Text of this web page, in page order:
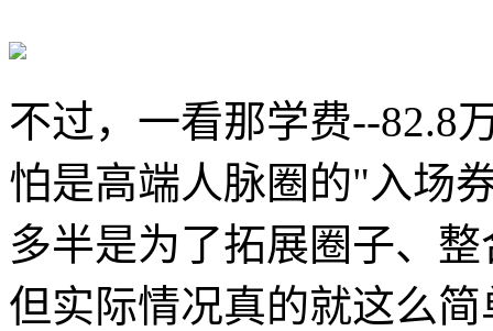
不过，一看那学费--82.8
怕是高端人脉圈的"入场
多半是为了拓展圈子、
但实际情况真的就这么简